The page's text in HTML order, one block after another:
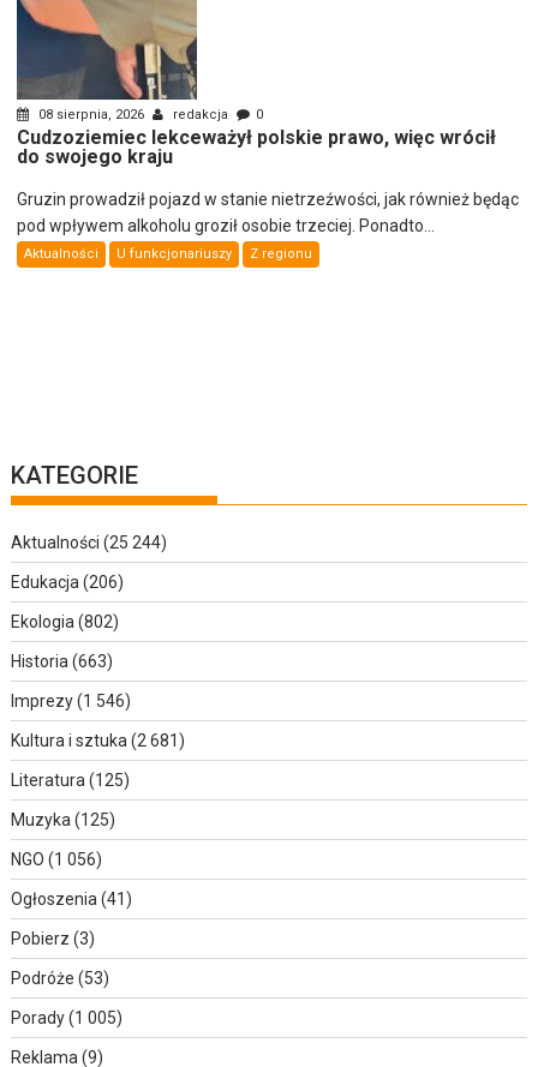
08 sierpnia, 2026 redakcja 0
Cudzoziemiec lekceważył polskie prawo, więc wrócił
do swojego kraju
Gruzin prowadził pojazd w stanie nietrzeźwości, jak również będąc
pod wpływem alkoholu groził osobie trzeciej. Ponadto...
Aktualności U funkcjonariuszy Z regionu
KATEGORIE
Aktualności (25 244)
Edukacja (206)
Ekologia (802)
Historia (663)
Imprezy(1 546)
Kultura i sztuka (2 681)
Literatura (125)
Muzyka (125)
NGO (1 056)
Ogłoszenia (41)
Pobierz (3)
Podróże (53)
Porady(1 005)
Reklama (9)